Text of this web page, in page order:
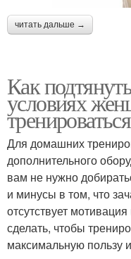
читать дальше →
Как
условиях
Для домашних
дополнительного
вам не нужно
и минусы в том, что
отсутствует
сделать, чтобы
максимальную пользу